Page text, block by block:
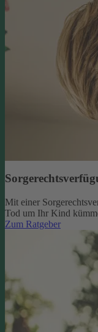
Mit einer
Tod um Ihr Kind
Zum Ratgeber